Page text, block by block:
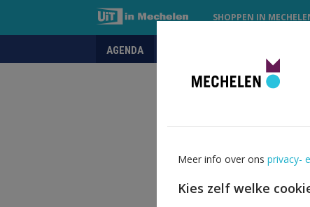
SHOPPEN IN
AGENDA
Meer info over ons privacy-
Kies zelf welke